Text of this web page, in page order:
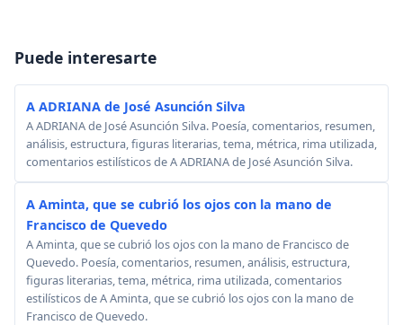
Puede interesarte
A ADRIANA de José Asunción Silva
A ADRIANA de José Asunción Silva. Poesía, comentarios, resumen,
análisis, estructura, figuras literarias, tema, métrica, rima utilizada,
comentarios estilísticos de A ADRIANA de José Asunción Silva.
A Aminta, que se cubrió los ojos con la mano de
Francisco de Quevedo
A Aminta, que se cubrió los ojos con la mano de Francisco de
Quevedo. Poesía, comentarios, resumen, análisis, estructura,
figuras literarias, tema, métrica, rima utilizada, comentarios
estilísticos de A Aminta, que se cubrió los ojos con la mano de
Francisco de Quevedo.